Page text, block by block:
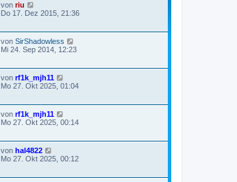
von riu
Do 17. Dez 2015, 21:36
von SirShadowless
Mi 24. Sep 2014, 12:23
von rf1k_mjh11
Mo 27. Okt 2025, 01:04
von rf1k_mjh11
Mo 27. Okt 2025, 00:14
von hal4822
Mo 27. Okt 2025, 00:12